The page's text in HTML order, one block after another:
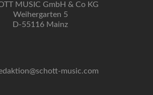
MUSIC GmbH & Co KG
Weihergarten 5
D-55116 Mainz
music.com